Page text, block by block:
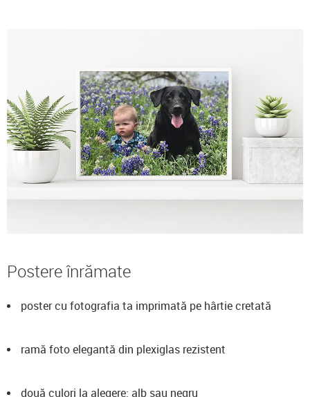
Postere înrămate
poster cu fotografia ta imprimată pe hârtie cretată
ramă foto elegantă din plexiglas rezistent
două culori la alegere: alb sau negru